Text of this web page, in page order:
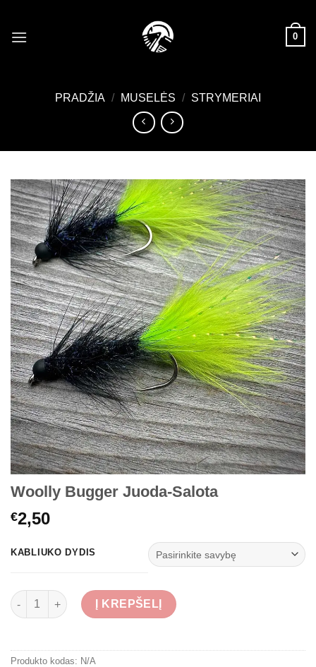
content
0
PRADŽIA / MUSELĖS / STRYMERIAI
Woolly Bugger Juoda-Salota
€2,50
KABLIUKO DYDIS
produkto kiekis: Woolly Bugger Juoda-Salota
Į KREPŠELĮ
Produkto kodas: N/A